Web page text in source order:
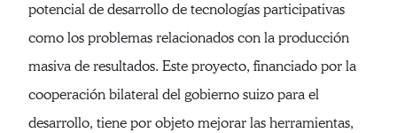
potencial de desarrollo de tecnologías participativas
como los problemas relacionados con la producción
masiva de resultados. Este proyecto, financiado por la
cooperación bilateral del gobierno suizo para el
desarrollo, tiene por objeto mejorar las herramientas,